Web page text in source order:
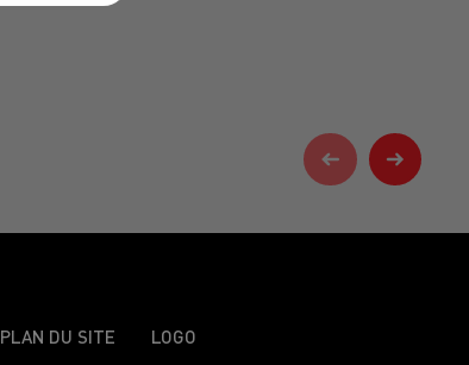
PLAN DU SITE LOGO